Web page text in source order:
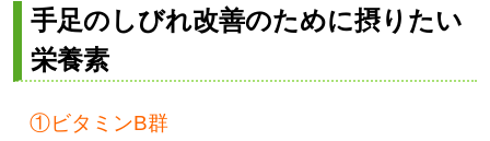
手足のしびれ改善のために摂りたい
栄養素
①ビタミンB群